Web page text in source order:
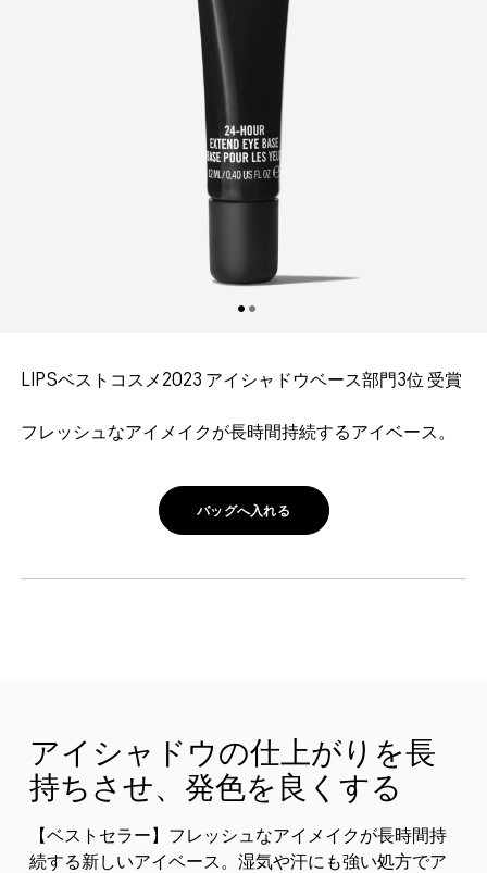
LIPSベストコスメ2023​ アイシャドウベース部門3位​​​​ 受賞
フレッシュなアイメイクが長時間持続するアイベース。
バッグへ入れる
アイシャドウの仕上がりを長
持ちさせ、発色を良くする
【ベストセラー】フレッシュなアイメイクが長時間持
続する新しいアイベース。湿気や汗にも強い処方でア